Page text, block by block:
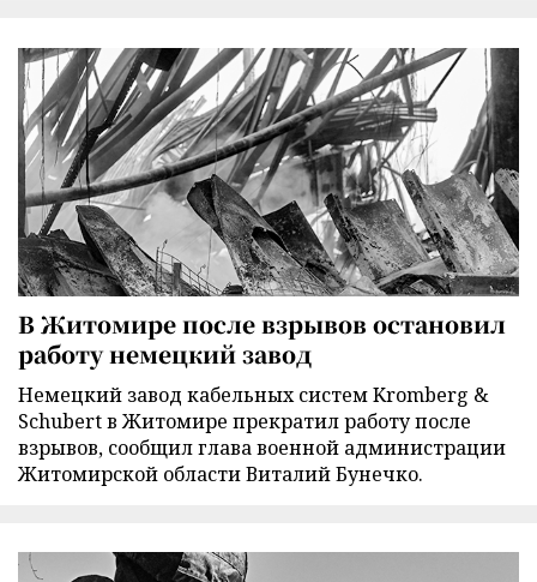
В Житомире после взрывов остановил
работу немецкий завод
Немецкий завод кабельных систем Kromberg &
Schubert в Житомире прекратил работу после
взрывов, сообщил глава военной администрации
Житомирской области Виталий Бунечко.